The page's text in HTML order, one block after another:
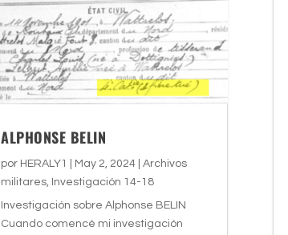
ALPHONSE BELIN
por HERALY1 May 2, 2024
Archivos
militares Investigación 14-18
Investigación sobre Alphonse BELIN
Cuando comencé mi investigación